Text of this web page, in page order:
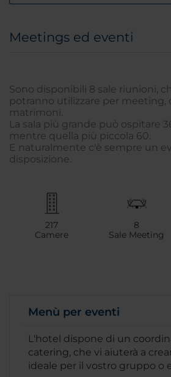
Meetings ed eventi
Sono disponibili 8 sale riunioni,
potranno utilizzare per meeting,
matrimoni.
La sala più grande può ospitare
mentre quella più piccola 60.
E naturalmente c'è sempre un
disposizione.
217
Camere
8
Sale Meeting
Menù per eventi
L'hotel dispone di un
catering, che vi aiuterà a
ideale per il vostro gruppo o